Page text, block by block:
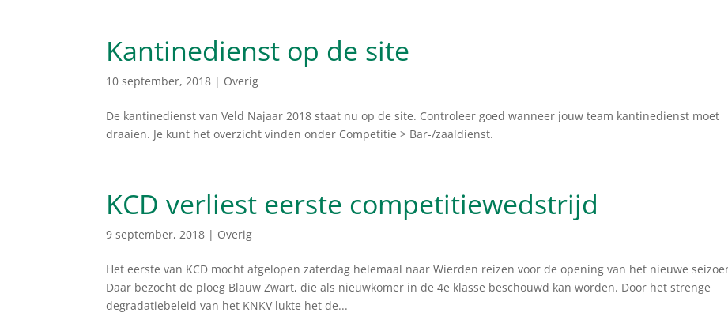
Kantinedienst op de site
10 september, 2018 | Overig
De kantinedienst van Veld Najaar 2018 staat nu op de site. Controleer goed wanneer jouw team kantinedienst moet
draaien. Je kunt het overzicht vinden onder Competitie > Bar-/zaaldienst.
KCD verliest eerste competitiewedstrijd
9 september, 2018 | Overig
Het eerste van KCD mocht afgelopen zaterdag helemaal naar Wierden reizen voor de opening van het nieuwe
Daar bezocht de ploeg Blauw Zwart, die als nieuwkomer in de 4e klasse beschouwd kan worden. Door het strenge
degradatiebeleid van het KNKV lukte het de...